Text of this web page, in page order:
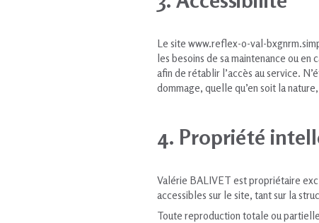
Le site www.reflex-o-val-
les besoins de sa maintenance ou en
afin de rétablir l’accès au service.
dommage, quelle qu’en soit la
4. Propriété
Valérie BALIVET est propriétaire
accessibles sur le site, tant sur la
Toute reproduction totale ou